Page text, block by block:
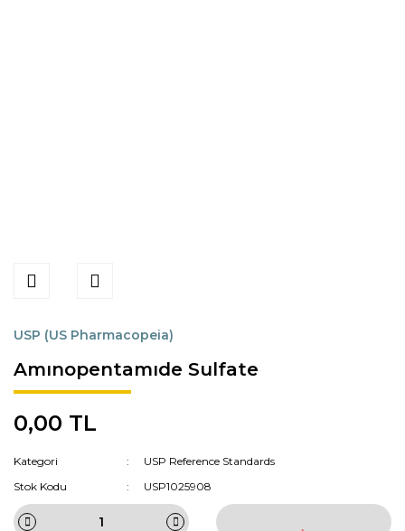
USP (US Pharmacopeia)
Amınopentamıde Sulfate
0,00 TL
Kategori
USP Reference Standards
Stok Kodu
USP1025908